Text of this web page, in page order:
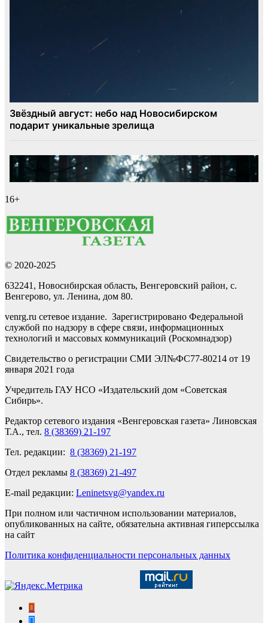
16+
© 2020-2025
632241, Новосибирская область, Венгеровский район, с.
Венгерово, ул. Ленина, дом 80.
venrg.ru сетевое издание. Зарегистрировано Федеральной
службой по надзору в сфере связи, информационных
технологий и массовых коммуникаций (Роскомнадзор)
Свидетельство о регистрации СМИ ЭЛ№ФС77-80214 от 19
января 2021 года
Учредитель ГАУ НСО «Издательский дом «Советская
Сибирь».
Редактор сетевого издания «Венгеровская газета» Линовская
Т.А., тел. 8 (38369) 21-197
Тел. редакции: 8 (38369) 21-197
Отдел рекламы 8 (38369) 21-497
E-mail редакции: Leninetsvg@yandex.ru
При полном или частичном использовании материалов,
опубликованных на сайте, обязательна активная гиперссылка
на сайт
Политика конфиденциальности персональных данных